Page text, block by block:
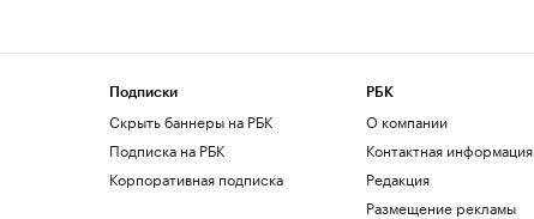
Подписки
Скрыть баннеры на РБК
Подписка на РБК
Корпоративная подписка
РБК
О компании
Контактная информация
Редакция
Размещение рекламы